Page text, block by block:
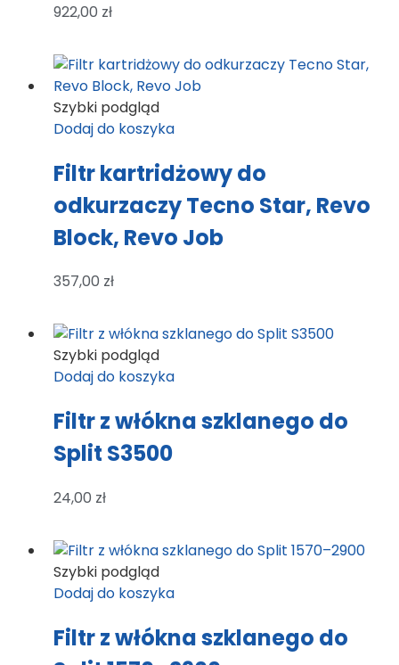
922,00 zł
Szybki podgląd
Dodaj do koszyka
Filtr kartridżowy do
odkurzaczy Tecno Star, Revo
Block, Revo Job
357,00 zł
Szybki podgląd
Dodaj do koszyka
Filtr z włókna szklanego do
Split S3500
24,00 zł
Szybki podgląd
Dodaj do koszyka
Filtr z włókna szklanego do